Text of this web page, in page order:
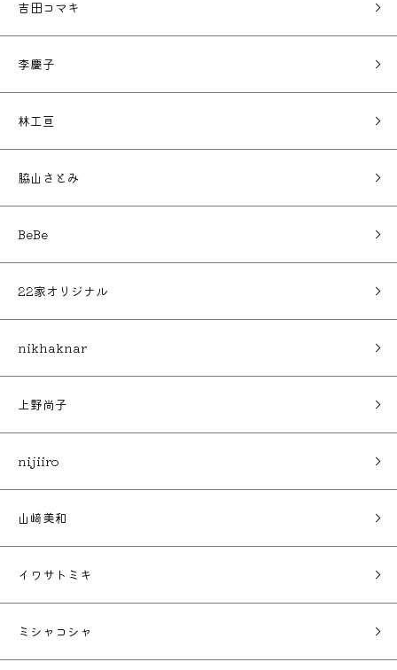
吉田コマキ
李慶子
林工亘
脇山さとみ
BeBe
22家オリジナル
nikhaknar
上野尚子
nijiiro
山﨑美和
イワサトミキ
ミシャコシャ